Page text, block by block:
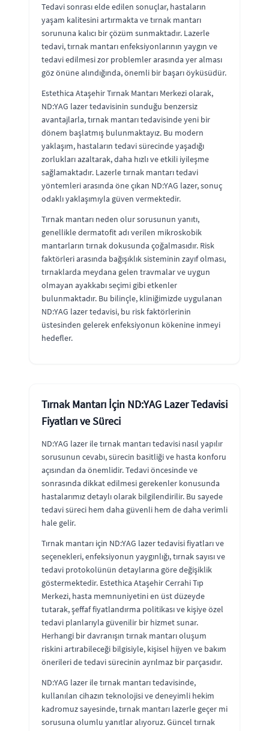
Tedavi sonrası elde edilen sonuçlar, hastaların
yaşam kalitesini artırmakta ve tırnak mantarı
sorununa kalıcı bir çözüm sunmaktadır. Lazerle
tedavi, tırnak mantarı enfeksiyonlarının yaygın ve
tedavi edilmesi zor problemler arasında yer alması
göz önüne alındığında, önemli bir başarı öyküsüdür.
Estethica Ataşehir Tırnak Mantarı Merkezi olarak,
ND:YAG lazer tedavisinin sunduğu benzersiz
avantajlarla, tırnak mantarı tedavisinde yeni bir
dönem başlatmış bulunmaktayız. Bu modern
yaklaşım, hastaların tedavi sürecinde yaşadığı
zorlukları azaltarak, daha hızlı ve etkili iyileşme
sağlamaktadır. Lazerle tırnak mantarı tedavi
yöntemleri arasında öne çıkan ND:YAG lazer, sonuç
odaklı yaklaşımıyla güven vermektedir.
Tırnak mantarı neden olur sorusunun yanıtı,
genellikle dermatofit adı verilen mikroskobik
mantarların tırnak dokusunda çoğalmasıdır. Risk
faktörleri arasında bağışıklık sisteminin zayıf olması,
tırnaklarda meydana gelen travmalar ve uygun
olmayan ayakkabı seçimi gibi etkenler
bulunmaktadır. Bu bilinçle, kliniğimizde uygulanan
ND:YAG lazer tedavisi, bu risk faktörlerinin
üstesinden gelerek enfeksiyonun kökenine inmeyi
hedefler.
Tırnak Mantarı İçin ND:YAG Lazer Tedavisi
Fiyatları ve Süreci
ND:YAG lazer ile tırnak mantarı tedavisi nasıl yapılır
sorusunun cevabı, sürecin basitliği ve hasta konforu
açısından da önemlidir. Tedavi öncesinde ve
sonrasında dikkat edilmesi gerekenler konusunda
hastalarımız detaylı olarak bilgilendirilir. Bu sayede
tedavi süreci hem daha güvenli hem de daha verimli
hale gelir.
Tırnak mantarı için ND:YAG lazer tedavisi fiyatları ve
seçenekleri, enfeksiyonun yaygınlığı, tırnak sayısı ve
tedavi protokolünün detaylarına göre değişiklik
göstermektedir. Estethica Ataşehir Cerrahi Tıp
Merkezi, hasta memnuniyetini en üst düzeyde
tutarak, şeffaf fiyatlandırma politikası ve kişiye özel
tedavi planlarıyla güvenilir bir hizmet sunar.
Herhangi bir davranışın tırnak mantarı oluşum
riskini artırabileceği bilgisiyle, kişisel hijyen ve bakım
önerileri de tedavi sürecinin ayrılmaz bir parçasıdır.
ND:YAG lazer ile tırnak mantarı tedavisinde,
kullanılan cihazın teknolojisi ve deneyimli hekim
kadromuz sayesinde, tırnak mantarı lazerle geçer mi
sorusuna olumlu yanıtlar alıyoruz. Güncel tırnak